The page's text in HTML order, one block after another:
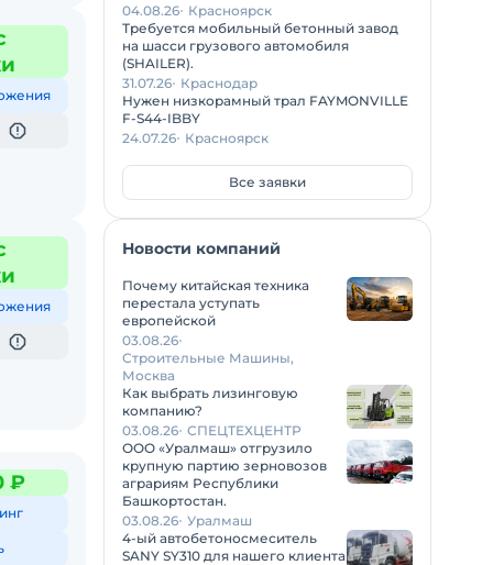
₽
04.08.26 Красноярск
Требуется мобильный бетонный завод
на шасси грузового автомобиля
(SHAILER).
31.07.26 Краснодар
Нужен низкорамный трал FAYMONVILLE
F-S44-IBBY
24.07.26 Красноярск
Все заявки
Новости компаний
Почему китайская техника
перестала уступать
европейской
03.08.26
Строительные Машины,
Москва
Как выбрать лизинговую
компанию?
03.08.26 СПЕЦТЕХЦЕНТР
ООО «Уралмаш» отгрузило
крупную партию зерновозов
аграриям Республики
Башкортостан.
03.08.26 Уралмаш
4-ый автобетоносмеситель
SANY SY310 для нашего клиента